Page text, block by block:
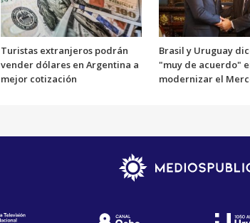
Turistas extranjeros podrán
vender dólares en Argentina a
mejor cotización
Brasil y Uruguay
"muy de acuerdo"
modernizar el